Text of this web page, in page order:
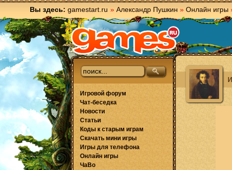
Вы здесь: gamestart.ru » Александр Пушкин » Онлайн игры
Игровой форум
Чат-беседка
Новости
Статьи
Коды к старым играм
Скачать мини игры
Игры для телефона
Онлайн игры
ЧаВо